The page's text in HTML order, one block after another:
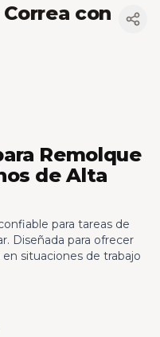
con
Remolque
de Alta
para tareas de
Diseñada para ofrecer
situaciones de trabajo